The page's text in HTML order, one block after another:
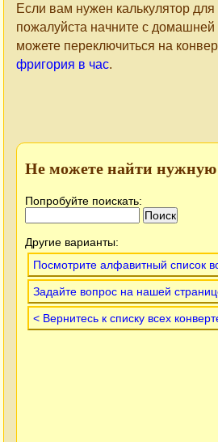
Если вам нужен калькулятор для
пожалуйста начните с
можете переключиться на
фригория в час.
Не можете найти нужную
Попробуйте поискать:
Другие варианты:
Посмотрите алфавитный список
Задайте вопрос на нашей
< Вернитесь к списку всех